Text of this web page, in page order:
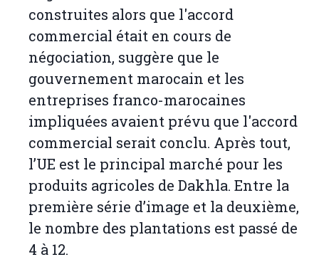
construites alors que l'accord
commercial était en cours de
négociation, suggère que le
gouvernement marocain et les
entreprises franco-marocaines
impliquées avaient prévu que l'accord
commercial serait conclu. Après tout,
l’UE est le principal marché pour les
produits agricoles de Dakhla. Entre la
première série d’image et la deuxième,
le nombre des plantations est passé de
4 à 12.